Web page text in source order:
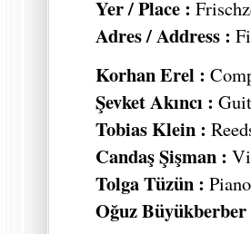
Yer / Place :
Adres / Address :
Korhan Erel :
Şevket Akıncı :
Tobias Klein :
Candaş Şişman :
Tolga Tüzün :
Oğuz